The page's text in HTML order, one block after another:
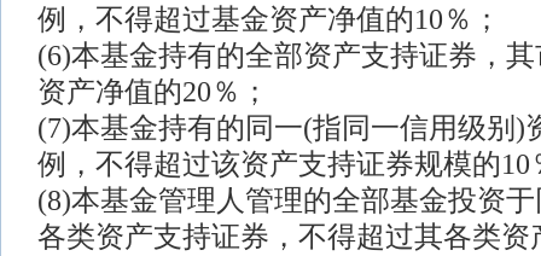
例，不得超过基金资产净值的10％；
(6)本基金持有的全部资产支持证券，
资产净值的20％；
(7)本基金持有的同一(指同一信用级别)
例，不得超过该资产支持证券规模的10
(8)本基金管理人管理的全部基金投资
各类资产支持证券，不得超过其各类资